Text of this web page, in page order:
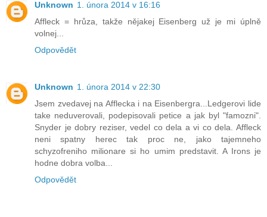
Unknown 1. února 2014 v 16:16
Affleck = hrůza, takže nějakej Eisenberg už je mi úplně
volnej...
Odpovědět
Unknown 1. února 2014 v 22:30
Jsem zvedavej na Afflecka i na Eisenbergra...Ledgerovi lide
take neduverovali, podepisovali petice a jak byl "famozni".
Snyder je dobry reziser, vedel co dela a vi co dela. Affleck
neni spatny herec tak proc ne, jako tajemneho
schyzofreniho milionare si ho umim predstavit. A Irons je
hodne dobra volba...
Odpovědět